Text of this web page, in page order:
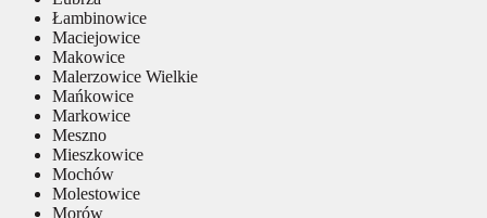
Łambinowice
Maciejowice
Makowice
Malerzowice Wielkie
Mańkowice
Markowice
Meszno
Mieszkowice
Mochów
Molestowice
Morów